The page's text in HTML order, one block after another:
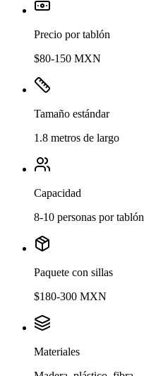
Precio por tablón
$80-150 MXN
Tamaño estándar
1.8 metros de largo
Capacidad
8-10 personas por tablón
Paquete con sillas
$180-300 MXN
Materiales